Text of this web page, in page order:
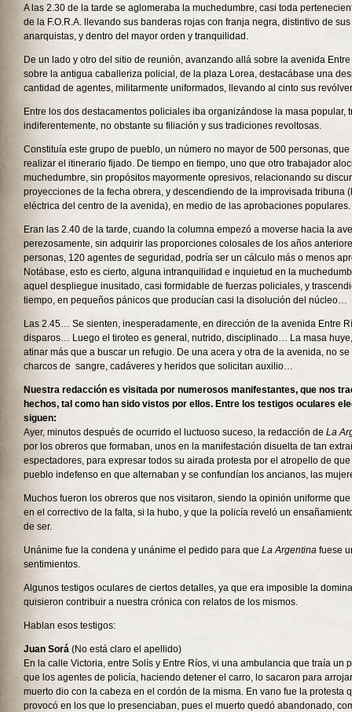
A las 2.30 de la tarde se aglomeraba la muchedumbre, casi toda
de la F.O.R.A. llevando sus banderas rojas con franja negra, distintivo de
anarquistas, y dentro del mayor orden y tranquilidad.
De un lado y otro del sitio de reunión, avanzando allá sobre la avenida
sobre la antigua caballeriza policial, de la plaza Lorea, destacábase una
cantidad de agentes, militarmente uniformados, llevando al cinto sus
Entre los dos destacamentos policiales iba organizándose la masa popular,
indiferentemente, no obstante su filiación y sus tradiciones revoltosas.
Constituía este grupo de pueblo, un número no mayor de 500 personas,
realizar el itinerario fijado. De tiempo en tiempo, uno que otro trabajador
muchedumbre, sin propósitos mayormente opresivos, relacionando su
proyecciones de la fecha obrera, y descendiendo de la improvisada tribuna
eléctrica del centro de la avenida), en medio de las aprobaciones populares.
Eran las 2.40 de la tarde, cuando la columna empezó a moverse hacia la
perezosamente, sin adquirir las proporciones colosales de los años
personas, 120 agentes de seguridad, podría ser un cálculo más o menos
Notábase, esto es cierto, alguna intranquilidad e inquietud en la
aquel despliegue inusitado, casi formidable de fuerzas policiales, y
tiempo, en pequeños pánicos que producían casi la disolución del núcleo…
Las 2.45… Se sienten, inesperadamente, en dirección de la avenida Entre
disparos… Luego el tiroteo es general, nutrido, disciplinado… La masa
atinar más que a buscar un refugio. De una acera y otra de la avenida, no
charcos de sangre, cadáveres y heridos que solicitan auxilio…
Nuestra redacción es visitada por numerosos manifestantes, que nos
hechos, tal como han sido vistos por ellos. Entre los testigos oculares
siguen:
Ayer, minutos después de ocurrido el luctuoso suceso, la redacción de La
por los obreros que formaban, unos en la manifestación disuelta de tan
espectadores, para expresar todos su airada protesta por el atropello de
pueblo indefenso en que alternaban y se confundían los ancianos, las
Muchos fueron los obreros que nos visitaron, siendo la opinión uniforme
en el correctivo de la falta, si la hubo, y que la policía reveló un
de ser.
Unánime fue la condena y unánime el pedido para que La Argentina fuese
sentimientos.
Algunos testigos oculares de ciertos detalles, ya que era imposible la
quisieron contribuir a nuestra crónica con relatos de los mismos.
Hablan esos testigos:
Juan Sorá (No está claro el apellido)
En la calle Victoria, entre Solís y Entre Ríos, vi una ambulancia que traía un
que los agentes de policía, haciendo detener el carro, lo sacaron para
muerto dio con la cabeza en el cordón de la misma. En vano fue la protesta
provocó en los que lo presenciaban, pues el muerto quedó abandonado,